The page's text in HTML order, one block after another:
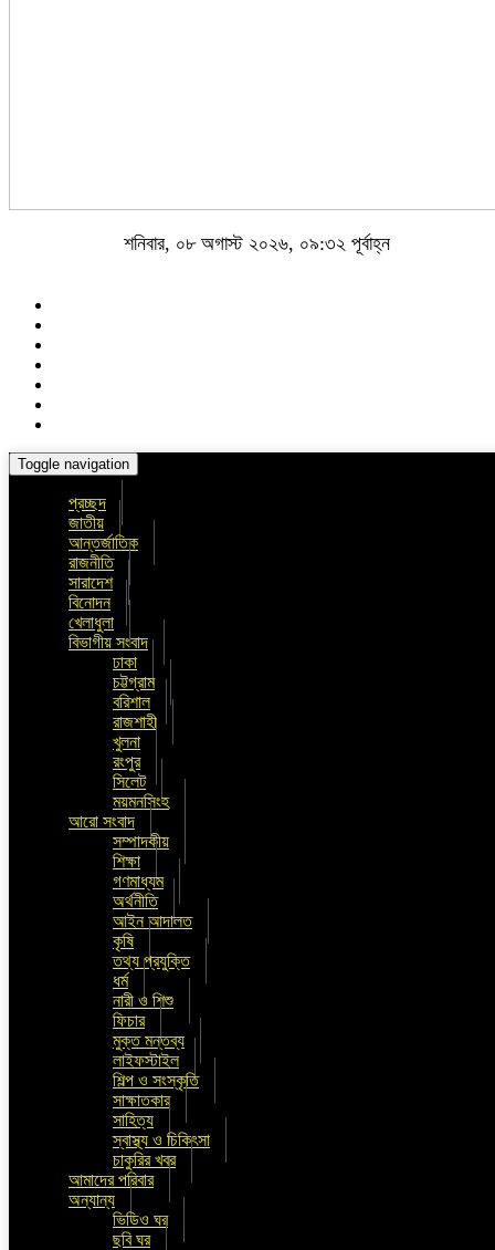
শনিবার, ০৮ অগাস্ট ২০২৬, ০৯:৩২ পূর্বাহ্ন
Toggle navigation
প্রচ্ছদ
জাতীয়
আন্তর্জাতিক
রাজনীতি
সারাদেশ
বিনোদন
খেলাধুলা
বিভাগীয় সংবাদ
ঢাকা
চট্টগ্রাম
বরিশাল
রাজশাহী
খুলনা
রংপুর
সিলেট
ময়মনসিংহ
আরো সংবাদ
সম্পাদকীয়
শিক্ষা
গণমাধ্যম
অর্থনীতি
আইন আদালত
কৃষি
তথ্য প্রযুক্তি
ধর্ম
নারী ও শিশু
ফিচার
মুক্ত মন্তব্য
লাইফস্টাইল
শিল্প ও সংস্কৃতি
সাক্ষাতকার
সাহিত্য
স্বাস্থ্য ও চিকিৎসা
চাকুরির খবর
আমাদের পরিবার
অন্যান্য
ভিডিও ঘর
ছবি ঘর